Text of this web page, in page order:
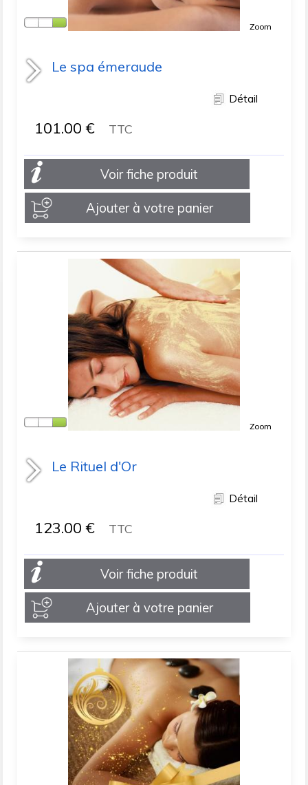
Zoom
Le spa émeraude
Détail
101.00 € TTC
Voir fiche produit
Ajouter à votre panier
Zoom
Le Rituel d'Or
Détail
123.00 € TTC
Voir fiche produit
Ajouter à votre panier